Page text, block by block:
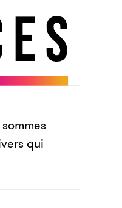
qui